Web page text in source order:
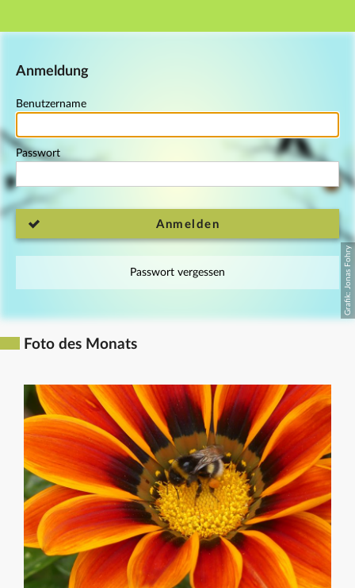
Hauptnavigation
Anmeldung
Benutzername
Passwort
Anmelden
Passwort vergessen
Foto des Monats